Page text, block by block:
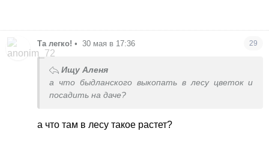
Та легко! • 30 мая в 17:36 29
Ищу Аленя
а что быдланского выкопать в лесу цветок и
посадить на даче?
а что там в лесу такое растет?